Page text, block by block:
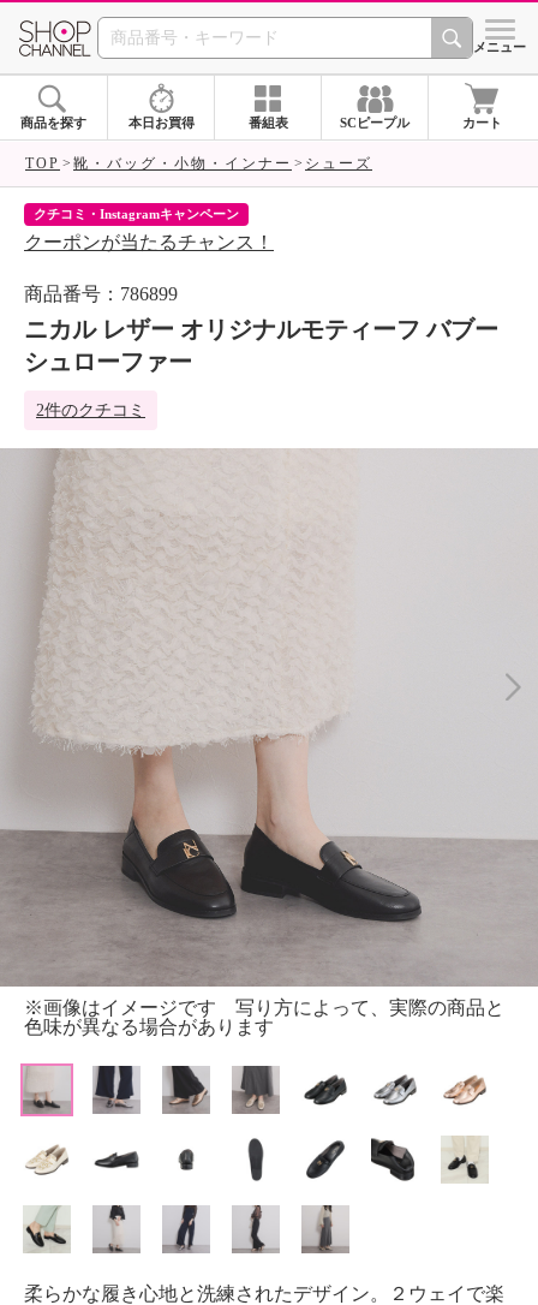
SHOP CHANNEL シメニュー
商品を探す 本日お買得 番組表 SCピープル カート
TOP 靴・バッグ・小物・インナー シューズ
クチコミ・Instagramキャンペーン
クーポンが当たるチャンス！
商品番号：786899
ニカル レザー オリジナルモティーフ バブー
シュローファー
2件のクチコミ
※画像はイメージです 写り方によって、実際の商品と
色味が異なる場合があります
柔らかな履き心地と洗練されたデザイン。２ウェイで楽